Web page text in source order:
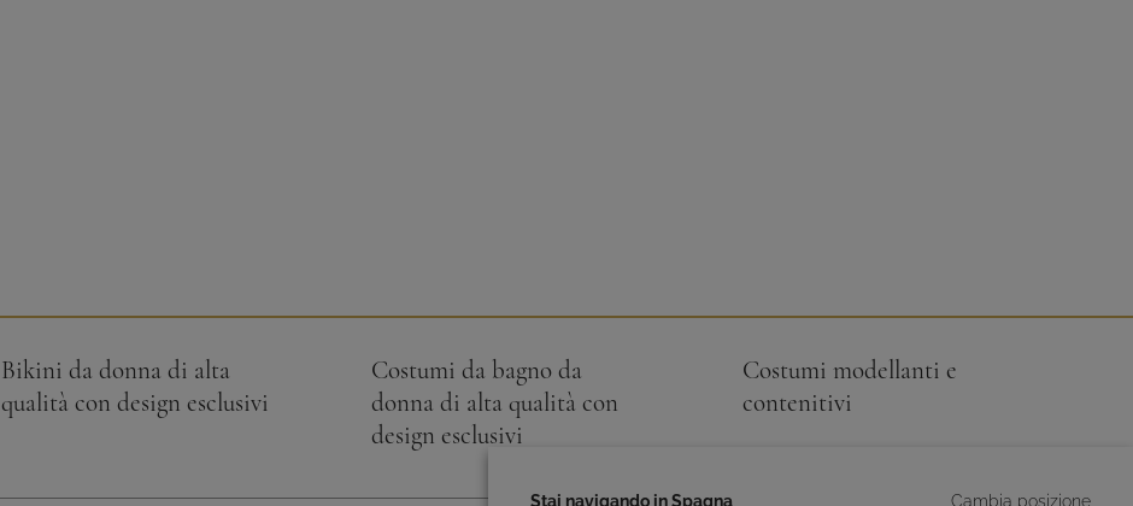
Bikini da donna di alta
qualità con design esclusivi
Costumi da bagno da
donna di alta qualità con
design esclusivi
Costumi modellanti e
contenitivi
Stai navigando in Spagna Cambia posizione